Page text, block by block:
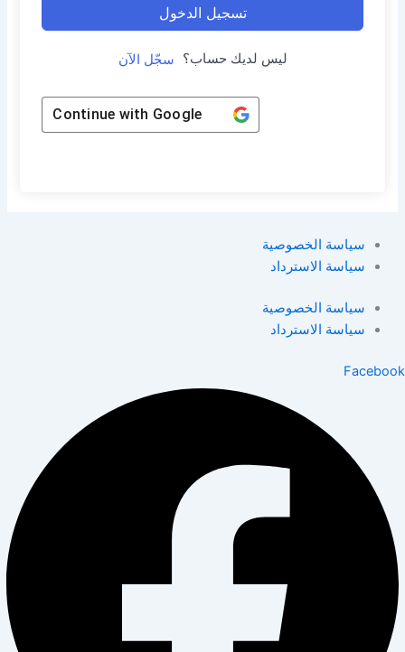
تسجيل الدخول
ليس لديك حساب؟ سجّل الآن
Continue with Google
سياسة الخصوصية
سياسة الاسترداد
سياسة الخصوصية
سياسة الاسترداد
Facebook